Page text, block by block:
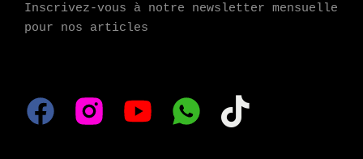
Inscrivez-vous à notre newsletter mensuelle
pour nos articles